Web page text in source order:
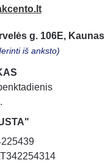
g. 106E, Kaunas
iš anksto)